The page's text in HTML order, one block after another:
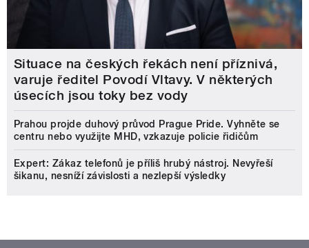
Situace na českých řekách není příznivá,
varuje ředitel Povodí Vltavy. V některých
úsecích jsou toky bez vody
Prahou projde duhový průvod Prague Pride. Vyhněte se
centru nebo využijte MHD, vzkazuje policie řidičům
Expert: Zákaz telefonů je příliš hrubý nástroj. Nevyřeší
šikanu, nesníží závislosti a nezlepší výsledky